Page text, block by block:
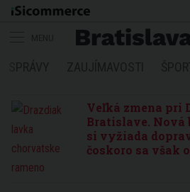
Veľká zmena pri
Bratislave. Nová
si vyžiada
čoskoro sa však